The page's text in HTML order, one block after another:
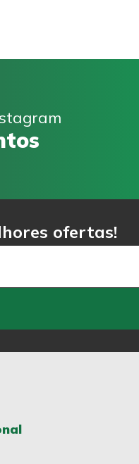
ofertas!